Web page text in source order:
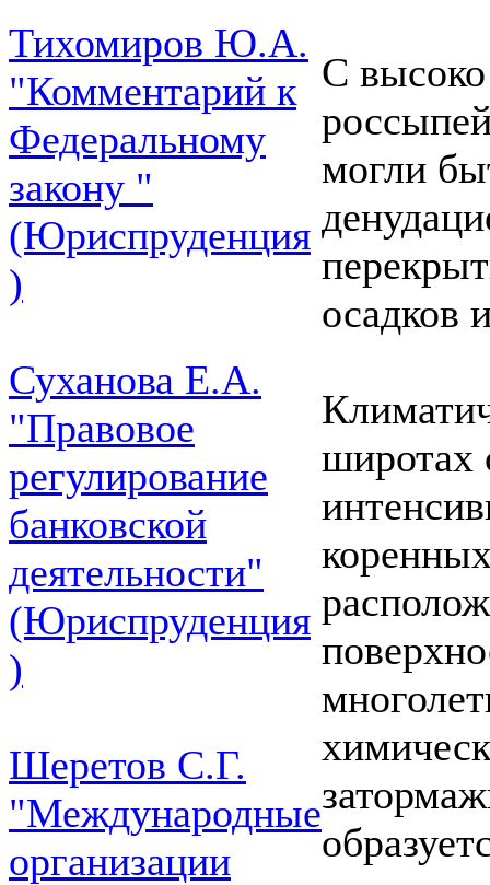
Тихомиров Ю.А.
"Комментарий к
Федеральному
закону "
(Юриспруденция
)
Суханова Е.А.
"Правовое
регулирование
банковской
деятельности"
(Юриспруденция
)
Шеретов С.Г.
"Международные
организации
С
могли
осадков
широтах